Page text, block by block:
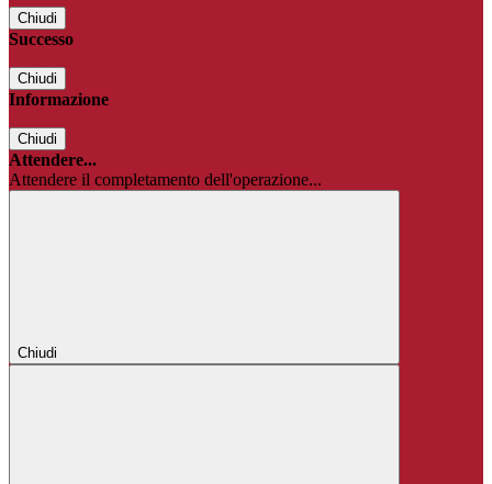
Chiudi
Successo
Chiudi
Informazione
Chiudi
Attendere...
Attendere il completamento dell'operazione...
Chiudi